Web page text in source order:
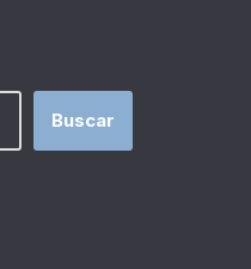
Buscar